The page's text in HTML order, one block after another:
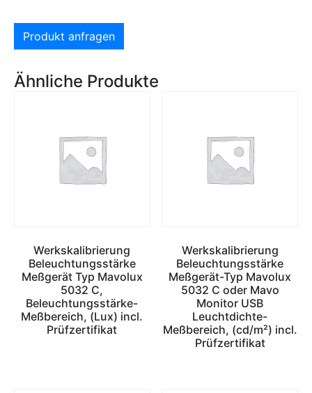
Produkt anfragen
Ähnliche Produkte
Werkskalibrierung
Beleuchtungsstärke
Meßgerät Typ Mavolux
5032 C,
Beleuchtungsstärke-
Meßbereich, (Lux) incl.
Prüfzertifikat
Werkskalibrierung
Beleuchtungsstärke
Meßgerät-Typ Mavolux
5032 C oder Mavo
Monitor USB
Leuchtdichte-
Meßbereich, (cd/m²) incl.
Prüfzertifikat